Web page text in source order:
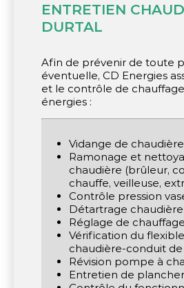
ENTRETIEN
DURTAL
Afin de prévenir de toute
éventuelle, CD Energies
et le contrôle de
énergies :
Vidange de chaudière
Ramonage et nettoyage
chaudière (brûleur,
chauffe, veilleuse,
Contrôle pression
Détartrage chaudière
Réglage de chauffage
Vérification du flexible de la liaison
chaudière-conduit
Révision pompe à
Entretien de